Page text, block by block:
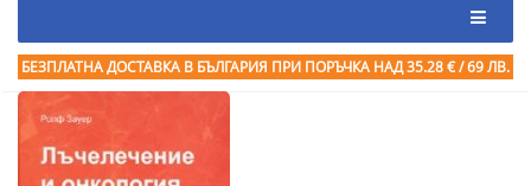
БЕЗПЛАТНА ДОСТАВКА В БЪЛГАРИЯ ПРИ ПОРЪЧКА НАД 35.28 € / 69 ЛВ.